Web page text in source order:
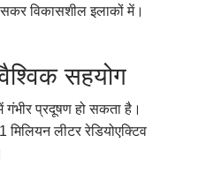
विकासशील इलाकों में।
सहयोग
गंभीर प्रदूषण हो सकता है।
लीटर रेडियोएक्टिव